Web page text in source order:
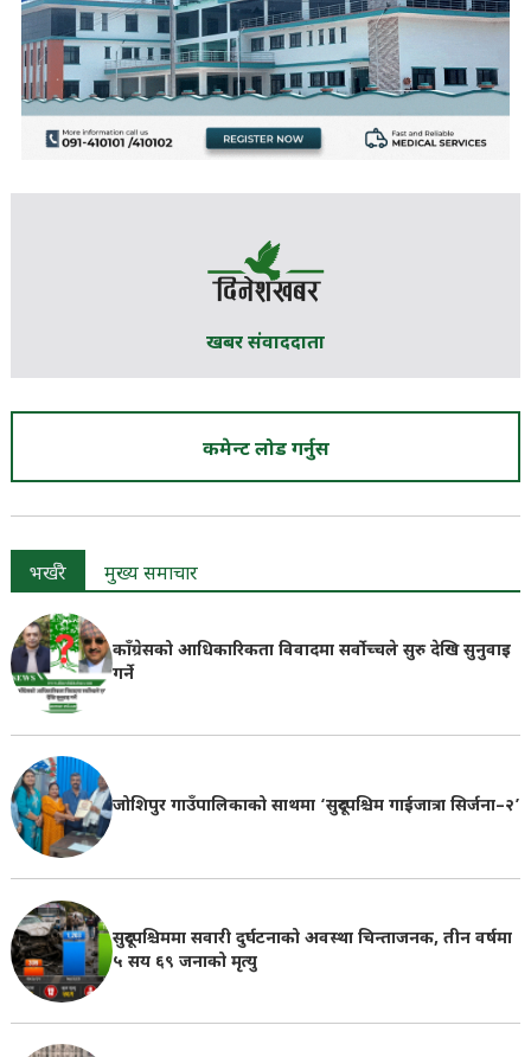
खबर संवाददाता
कमेन्ट लोड गर्नुस
भर्खरै मुख्य समाचार
काँग्रेसको आधिकारिकता विवादमा सर्वोच्चले सुरु देखि सुनुवाइ
गर्ने
जोशिपुर गाउँपालिकाको साथमा ‘सुदूरपश्चिम गाईजात्रा सिर्जना–२’
सुदूरपश्चिममा सवारी दुर्घटनाको अवस्था चिन्ताजनक, तीन वर्षमा
५ सय ६९ जनाको मृत्यु